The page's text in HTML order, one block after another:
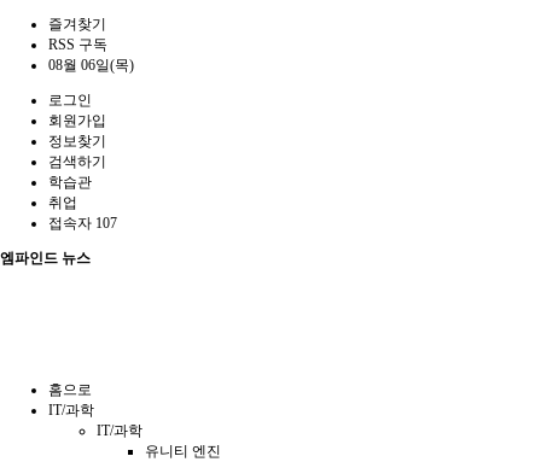
즐겨찾기
RSS 구독
08월 06일(목)
로그인
회원가입
정보찾기
검색하기
학습관
취업
접속자 107
엠파인드 뉴스
홈으로
IT/과학
IT/과학
유니티 엔진